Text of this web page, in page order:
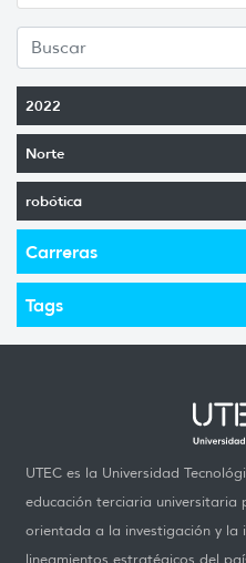
2022
Norte
robótica
Carreras
Tags
UTEC es la Universidad
educación terciaria universitaria
orientada a la investigación y la